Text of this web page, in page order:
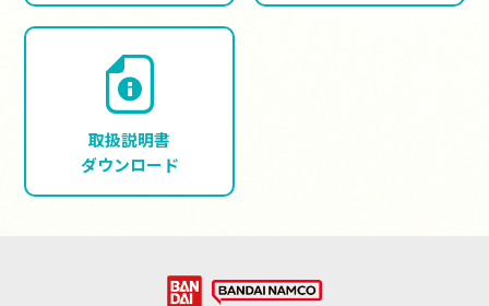
取扱説明書
ダウンロード